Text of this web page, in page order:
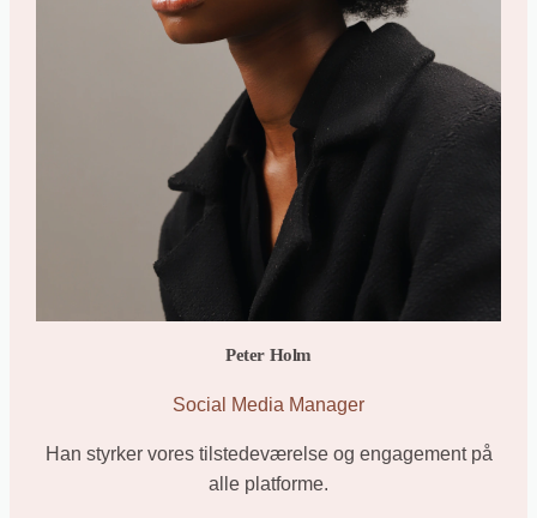
Peter Holm
Social Media Manager
Han styrker vores tilstedeværelse og engagement på
alle platforme.